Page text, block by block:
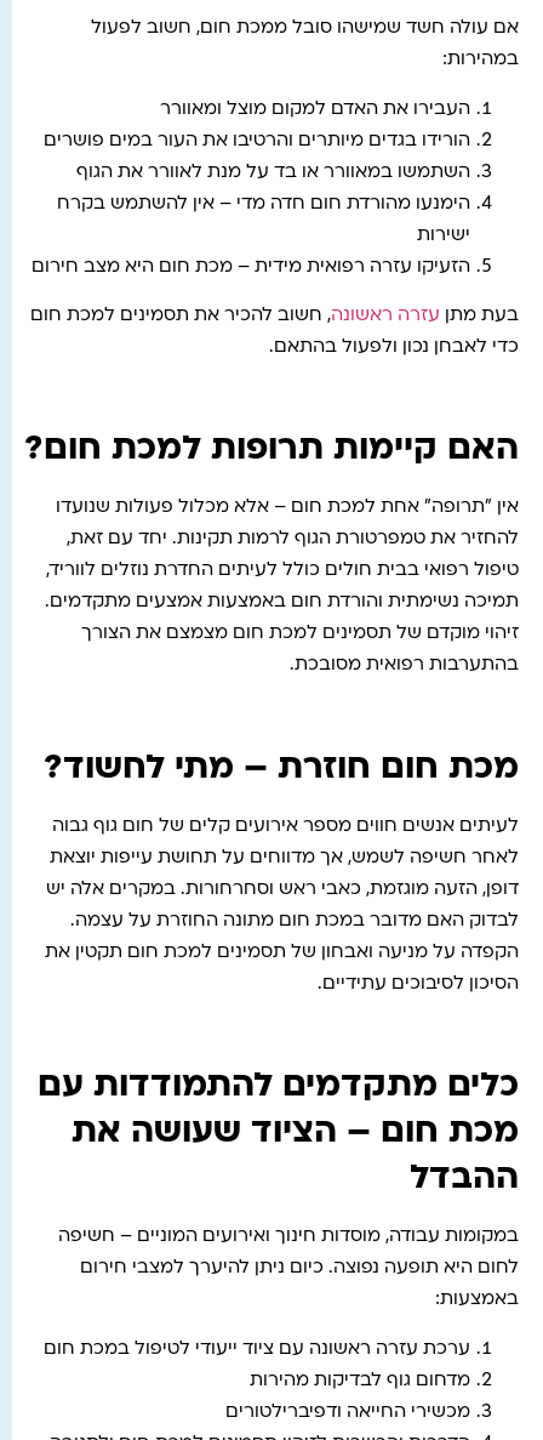
אם עולה חשד שמישהו סובל ממכת חום, חשוב לפעול
במהירות:
העבירו את האדם למקום מוצל ומאוורר
הורידו בגדים מיותרים והרטיבו את העור במים פושרים
השתמשו במאוורר או בד על מנת לאוורר את הגוף
הימנעו מהורדת חום חדה מדי – אין להשתמש בקרח
ישירות
הזעיקו עזרה רפואית מידית – מכת חום היא מצב חירום
בעת מתן עזרה ראשונה, חשוב להכיר את תסמינים למכת חום
כדי לאבחן נכון ולפעול בהתאם.
האם קיימות תרופות למכת חום?
אין "תרופה" אחת למכת חום – אלא מכלול פעולות שנועדו
להחזיר את טמפרטורת הגוף לרמות תקינות. יחד עם זאת,
טיפול רפואי בבית חולים כולל לעיתים החדרת נוזלים לווריד,
תמיכה נשימתית והורדת חום באמצעות אמצעים מתקדמים.
זיהוי מוקדם של תסמינים למכת חום מצמצם את הצורך
בהתערבות רפואית מסובכת.
מכת חום חוזרת – מתי לחשוד?
לעיתים אנשים חווים מספר אירועים קלים של חום גוף גבוה
לאחר חשיפה לשמש, אך מדווחים על תחושת עייפות יוצאת
דופן, הזעה מוגזמת, כאבי ראש וסחרחורות. במקרים אלה יש
לבדוק האם מדובר במכת חום מתונה החוזרת על עצמה.
הקפדה על מניעה ואבחון של תסמינים למכת חום תקטין את
הסיכון לסיבוכים עתידיים.
כלים מתקדמים להתמודדות עם
מכת חום – הציוד שעושה את
ההבדל
במקומות עבודה, מוסדות חינוך ואירועים המוניים – חשיפה
לחום היא תופעה נפוצה. כיום ניתן להיערך למצבי חירום
באמצעות:
ערכת עזרה ראשונה עם ציוד ייעודי לטיפול במכת חום
מדחום גוף לבדיקות מהירות
מכשירי החייאה ודפיברילטורים